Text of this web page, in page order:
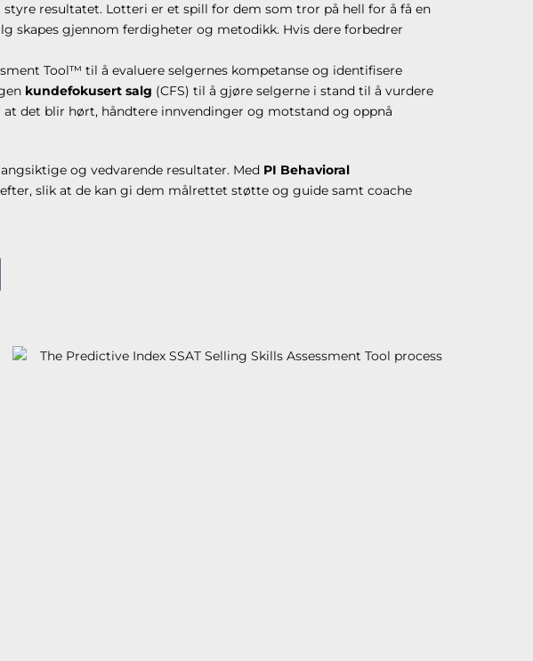
resultatet. Lotteri er et spill for dem som tror på hell for å få en
skapes gjennom ferdigheter og metodikk. Hvis dere forbedrer
Tool™ til å evaluere selgernes kompetanse og identifisere
kundefokusert salg (CFS) til å gjøre selgerne i stand til å vurdere
det blir hørt, håndtere innvendinger og motstand og oppnå
og vedvarende resultater. Med PI Behavioral
slik at de kan gi dem målrettet støtte og guide samt coache